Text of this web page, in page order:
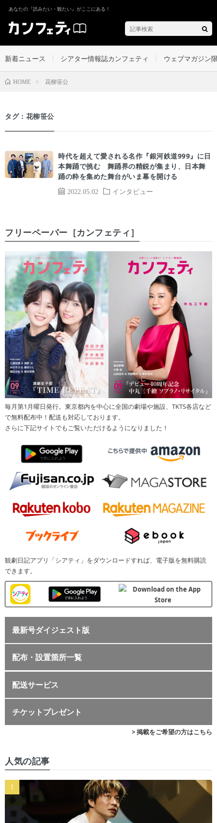
あなたの『読みたい・観たい』がここにある！
新着ニュース シアター情報誌カンフェティ ウェブマガジン
HOME 花柳笹公
タグ：花柳笹公
2022.05.02 インタビュー
時代を超えて愛される名作『銀河鉄道999』に日
本舞踊で挑む 舞踊界の精鋭が集まり、日本舞
踊の粋を集めた舞台がいま幕を開ける
フリーペーパー［カンフェティ］
毎月第1月曜日発行。東京都内を中心に全国の劇場や施設、TKTS各店など
で無料配布中！配送も対応しております。
さらに下記サイトでもご覧いただけるようになりました！
観劇日記アプリ「シアティ」をダウンロードすれば、電子版を無料購読
できます。
最新号ダイジェスト版
配布・設置箇所一覧
配送サービス
チケットプレゼント
> 掲載をご希望の方はこちら
人気の記事